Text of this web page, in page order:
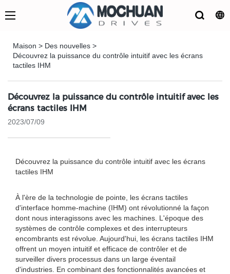
Maison > Des nouvelles >
Découvrez la puissance du contrôle intuitif avec les écrans
tactiles IHM
Découvrez la puissance du contrôle intuitif avec les
écrans tactiles IHM
2023/07/09
Découvrez la puissance du contrôle intuitif avec les écrans
tactiles IHM
À l'ère de la technologie de pointe, les écrans tactiles
d'interface homme-machine (IHM) ont révolutionné la façon
dont nous interagissons avec les machines. L'époque des
systèmes de contrôle complexes et des interrupteurs
encombrants est révolue. Aujourd'hui, les écrans tactiles IHM
offrent un moyen intuitif et efficace de contrôler et de
surveiller divers processus dans un large éventail
d'industries. En combinant des fonctionnalités avancées et